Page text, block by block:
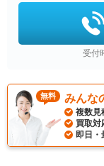
受付
無料 みんな
複数見
買取
即日・